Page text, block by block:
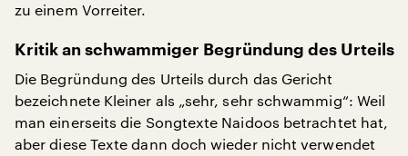
zu einem Vorreiter.
Kritik an schwammiger Begründung des Urteils
Die Begründung des Urteils durch das Gericht
bezeichnete Kleiner als „sehr, sehr schwammig“: Weil
man einerseits die Songtexte Naidoos betrachtet hat,
aber diese Texte dann doch wieder nicht verwendet